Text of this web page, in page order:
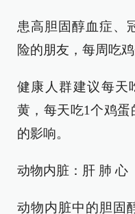
患高胆固醇血症、
险的朋友，每周吃鸡
健康人群建议每天
黄，每天吃1个鸡
的影响。
动物内脏：肝 肺 心
动物内脏中的胆固